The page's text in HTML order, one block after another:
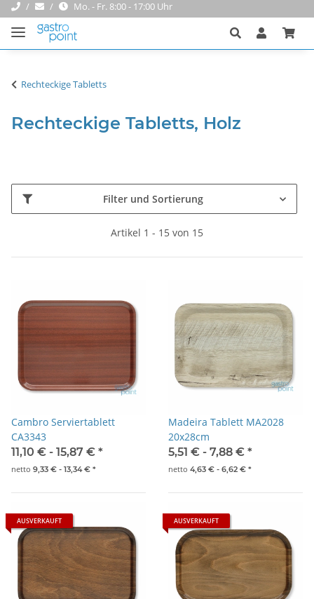
Mo. - Fr. 8:00 - 17:00 Uhr
Rechteckige Tabletts
Rechteckige Tabletts, Holz
Filter und Sortierung
Artikel 1 - 15 von 15
Cambro Serviertablett
CA3343
11,10 € - 15,87 € *
netto 9,33 € - 13,34 € *
Madeira Tablett MA2028
20x28cm
5,51 € - 7,88 € *
netto 4,63 € - 6,62 € *
AUSVERKAUFT AUSVERKAUFT